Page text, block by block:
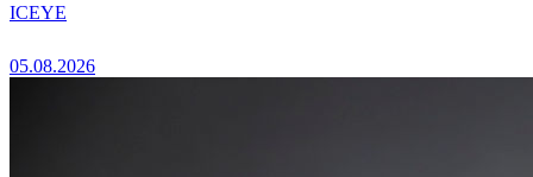
ICEYE
05.08.2026